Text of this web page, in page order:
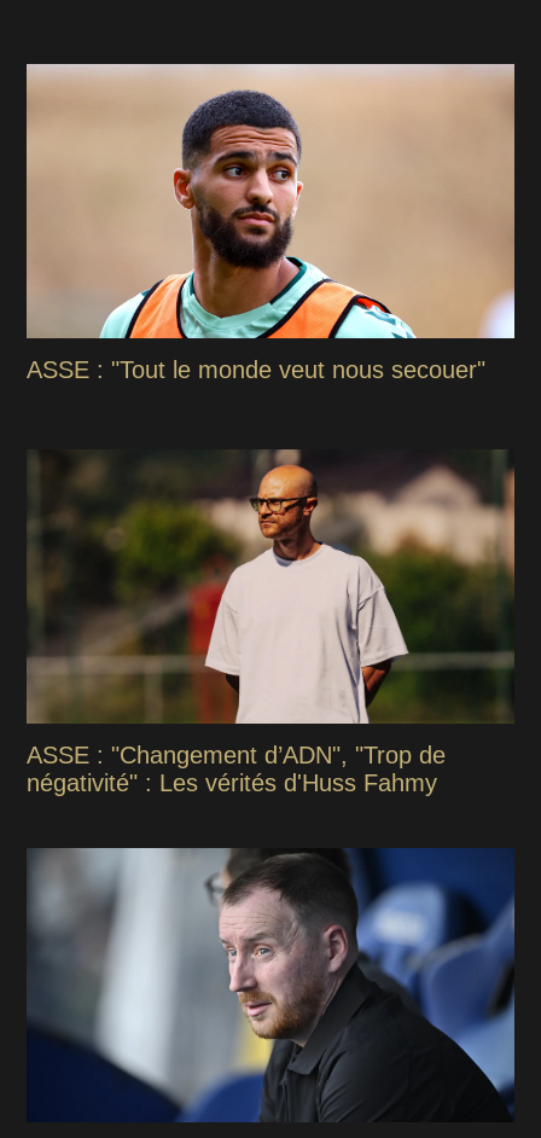
ASSE : "Tout le monde veut nous secouer"
ASSE : "Changement d’ADN", "Trop de
négativité" : Les vérités d'Huss Fahmy